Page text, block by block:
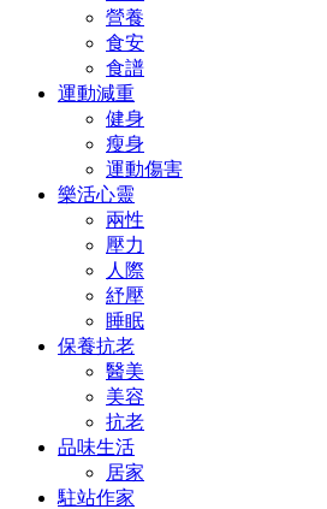
營養
食安
食譜
運動減重
健身
瘦身
運動傷害
樂活心靈
兩性
壓力
人際
紓壓
睡眠
保養抗老
醫美
美容
抗老
品味生活
居家
駐站作家